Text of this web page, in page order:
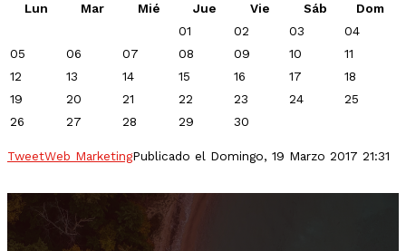
Lun Mar Mié Jue Vie Sáb
Dom
01
02 03
04
05
06 07 08 09 10
11
12
13 14 15 16 17
18
19
20 21 22 23 24
25
26
27 28 29 30
TweetWeb MarketingPublicado el Domingo, 19 Marzo 2017 21:31